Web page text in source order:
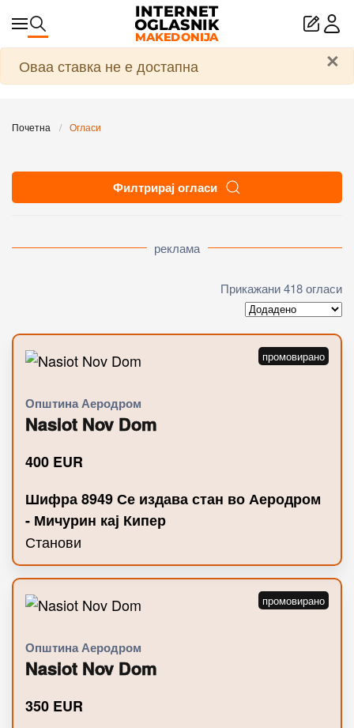
Skip to main content
×
Предупредување
Оваа ставка не е достапна
Почетна Огласи
Филтрирај огласи
реклама
Прикажани 418 огласи
Општина Аеродром
Nasiot Nov Dom
400 EUR
Шифра 8949 Се издава стан во Аеродром
- Мичурин кај Кипер
Станови
Општина Аеродром
Nasiot Nov Dom
350 EUR